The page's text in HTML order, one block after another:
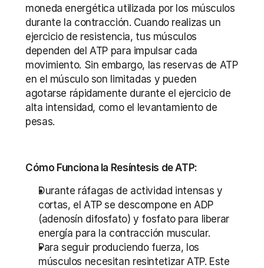
moneda energética utilizada por los músculos
durante la contracción. Cuando realizas un
ejercicio de resistencia, tus músculos
dependen del ATP para impulsar cada
movimiento. Sin embargo, las reservas de ATP
en el músculo son limitadas y pueden
agotarse rápidamente durante el ejercicio de
alta intensidad, como el levantamiento de
pesas.
Cómo Funciona la Resíntesis de ATP:
Durante ráfagas de actividad intensas y
cortas, el ATP se descompone en ADP
(adenosín difosfato) y fosfato para liberar
energía para la contracción muscular.
Para seguir produciendo fuerza, los
músculos necesitan resintetizar ATP. Este